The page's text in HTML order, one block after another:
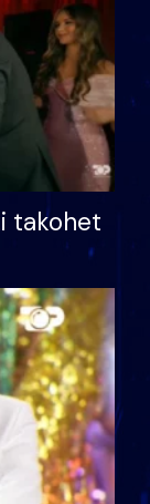
takohet
letër